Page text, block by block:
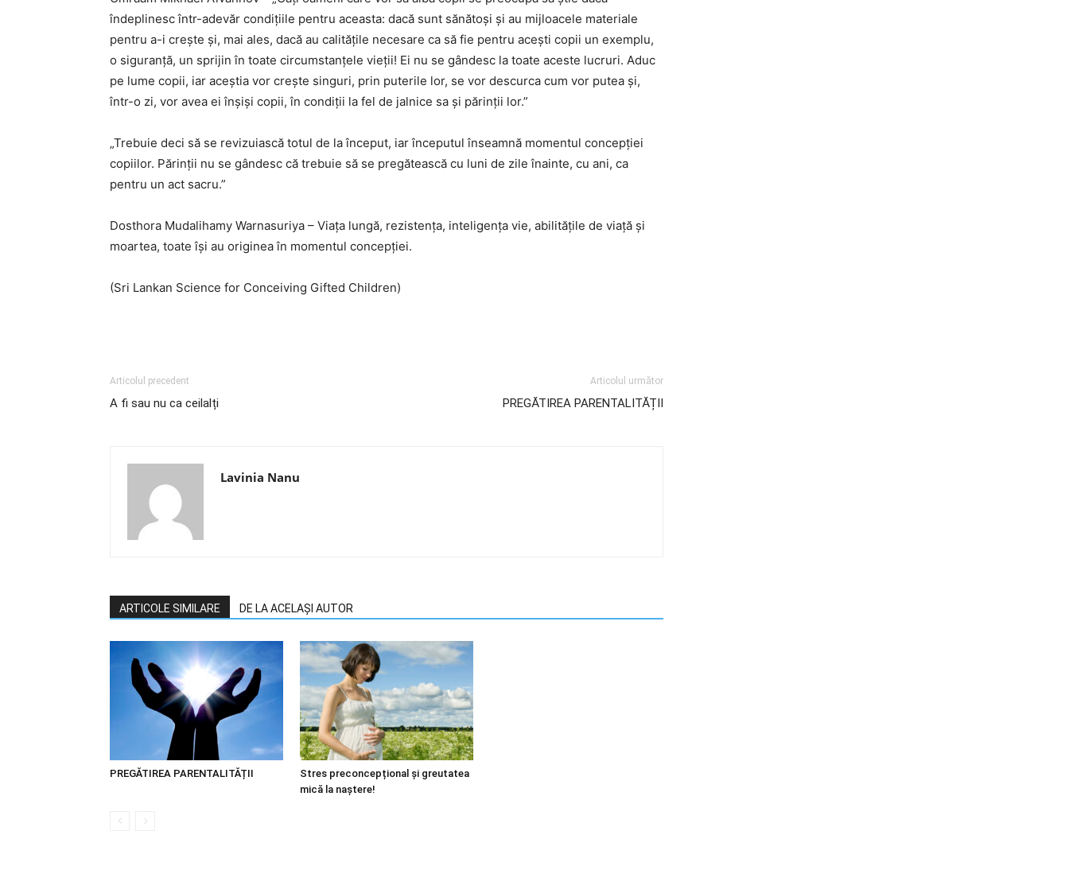
îndeplinesc într-adevăr condițiile pentru aceasta: dacă sunt sănătoși și au mijloacele materiale
pentru a-i crește și, mai ales, dacă au calitățile necesare ca să fie pentru acești copii un exemplu,
o siguranță, un sprijin în toate circumstanțele vieții! Ei nu se gândesc la toate aceste lucruri. Aduc
pe lume copii, iar aceștia vor crește singuri, prin puterile lor, se vor descurca cum vor putea și,
într-o zi, vor avea ei înșiși copii, în condiții la fel de jalnice sa și părinții lor.”
„Trebuie deci să se revizuiască totul de la început, iar începutul înseamnă momentul concepției
copiilor. Părinții nu se gândesc că trebuie să se pregătească cu luni de zile înainte, cu ani, ca
pentru un act sacru.”
Dosthora Mudalihamy Warnasuriya – Viața lungă, rezistența, inteligența vie, abilitățile de viață și
moartea, toate își au originea în momentul concepției.
(Sri Lankan Science for Conceiving Gifted Children)
Articolul precedent
A fi sau nu ca ceilalți
Articolul următor
PREGĂTIREA PARENTALITĂȚII
Lavinia Nanu
ARTICOLE SIMILARE DE LA ACELAȘI AUTOR
PREGĂTIREA PARENTALITĂȚII
Stres preconcepțional și greutatea
mică la naștere!